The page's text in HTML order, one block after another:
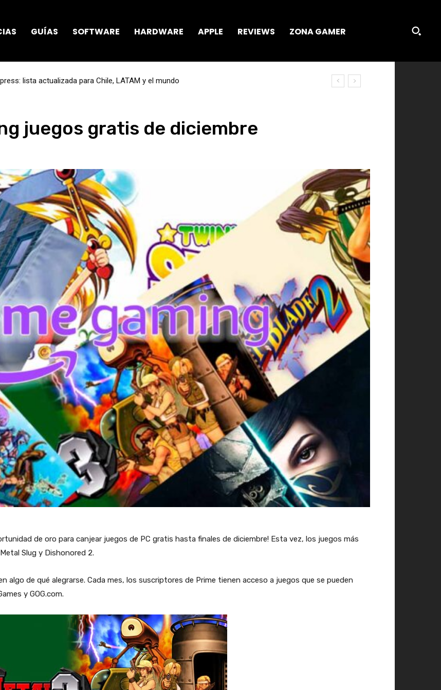
GUÍAS SOFTWARE HARDWARE APPLE REVIEWS ZONA GAMER
lista actualizada para Chile, LATAM y el mundo
juegos gratis de diciembre
de oro para canjear juegos de PC gratis hasta finales de diciembre! Esta vez, los juegos más
Slug y Dishonored 2.
de qué alegrarse. Cada mes, los suscriptores de Prime tienen acceso a juegos que se pueden
y GOG.com.